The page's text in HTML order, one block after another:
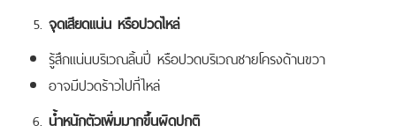
จุดเสียดแน่น หรือปวดไหล่
รู้สึกแน่นบริเวณลิ้นปี่ หรือปวดบริเวณชายโครงด้านขวา
อาจมีปวดร้าวไปที่ไหล่
น้ำหนักตัวเพิ่มมากขึ้นผิดปกติ